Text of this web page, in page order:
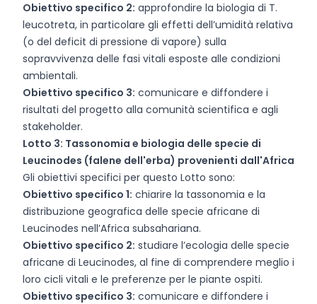
Obiettivo specifico 2: approfondire la biologia di T.
leucotreta, in particolare gli effetti dell’umidità relativa
(o del deficit di pressione di vapore) sulla
sopravvivenza delle fasi vitali esposte alle condizioni
ambientali.
Obiettivo specifico 3: comunicare e diffondere i
risultati del progetto alla comunità scientifica e agli
stakeholder.
Lotto 3: Tassonomia e biologia delle specie di
Leucinodes (falene dell'erba) provenienti dall'Africa
Gli obiettivi specifici per questo Lotto sono:
Obiettivo specifico 1: chiarire la tassonomia e la
distribuzione geografica delle specie africane di
Leucinodes nell’Africa subsahariana.
Obiettivo specifico 2: studiare l’ecologia delle specie
africane di Leucinodes, al fine di comprendere meglio i
loro cicli vitali e le preferenze per le piante ospiti.
Obiettivo specifico 3: comunicare e diffondere i